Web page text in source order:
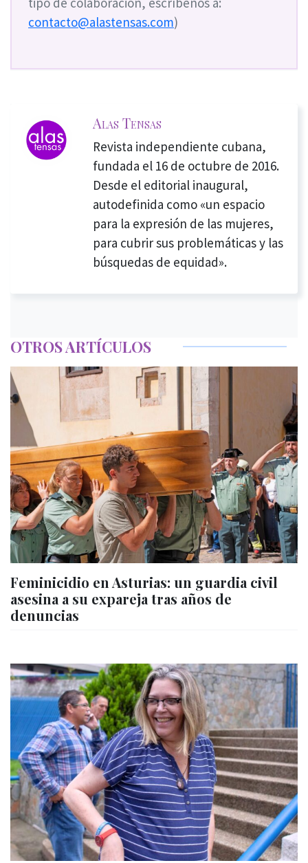
contacto@alastensas.com)
Alas Tensas
Revista independiente cubana,
fundada el 16 de octubre de 2016.
Desde el editorial inaugural,
autodefinida como «un espacio
para la expresión de las mujeres,
para cubrir sus problemáticas y las
búsquedas de equidad».
OTROS ARTÍCULOS
Feminicidio en Asturias: un guardia civil
asesina a su expareja tras años de
denuncias